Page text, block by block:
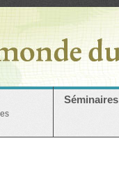
Séminaires